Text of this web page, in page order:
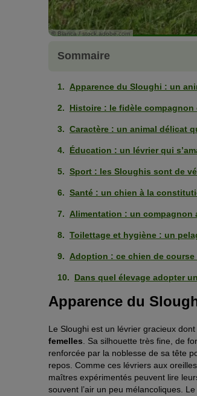
© Bianca / stock.adobe.com
Sommaire
Apparence du Sloughi : un
Histoire : le fidèle
Caractère : un animal délicat
Éducation : un lévrier qui
Sport : les Sloughis sont de
Santé : un chien à la
Alimentation : un compagnon
Toilettage et hygiène : un
Adoption : ce chien de
Dans quel élevage adopter
Apparence du
Le Sloughi est un lévrier gracieux dont
femelles . Sa silhouette très fine, de
renforcée par la noblesse de sa tête
repos. Comme ces lévriers aux
maîtres expérimentés peuvent lire
souvent l’air un peu mélancoliques.